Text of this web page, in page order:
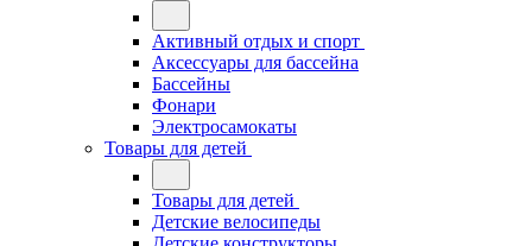
Активный отдых и спорт
Аксессуары для бассейна
Бассейны
Фонари
Электросамокаты
Товары для детей
Товары для детей
Детские велосипеды